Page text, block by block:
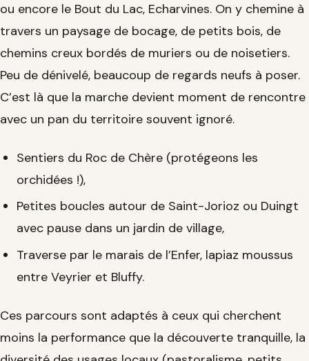
ou encore le Bout du Lac, Echarvines. On y chemine à
travers un paysage de bocage, de petits bois, de
chemins creux bordés de muriers ou de noisetiers.
Peu de dénivelé, beaucoup de regards neufs à poser.
C’est là que la marche devient moment de rencontre
avec un pan du territoire souvent ignoré.
Sentiers du Roc de Chère (protégeons les
orchidées !),
Petites boucles autour de Saint-Jorioz ou Duingt
avec pause dans un jardin de village,
Traverse par le marais de l’Enfer, lapiaz moussus
entre Veyrier et Bluffy.
Ces parcours sont adaptés à ceux qui cherchent
moins la performance que la découverte tranquille, la